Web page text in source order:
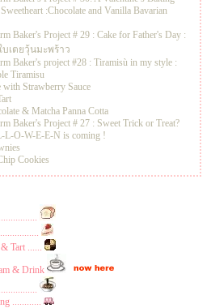
:Chocolate and Vanilla Bavarian
Baker's Project # 29 : Cake for Father's Day :
เตยวุ้นมะพร้าว
Baker's project #28 : Tiramisù in my style :
Tiramisu
with Strawberry Sauce
& Matcha Panna Cotta
Baker's Project # 27 : Sweet Trick or Treat?
L-O-W-E-E-N is coming !
Cookies
Tart ......
& Drink
............